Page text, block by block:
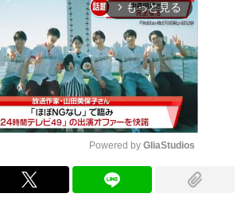
arrow_forward_ios もっと見る
Powered by GliaStudios